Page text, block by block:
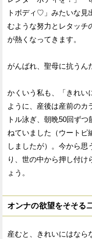
トボディ♡」みたいな見
むような努力とレタッチ
が熱くなってきます。
がんばれ、聖母に抗うん
かくいう私も、「きれい
ように、産後は産前のカ
トル泳ぎ、朝晩50回ず
ねていました（ウートピ
しましたが）。今から思
り、世の中から押し付け
ょう。
オンナの欲望をそそる
産むと、きれいにはなら